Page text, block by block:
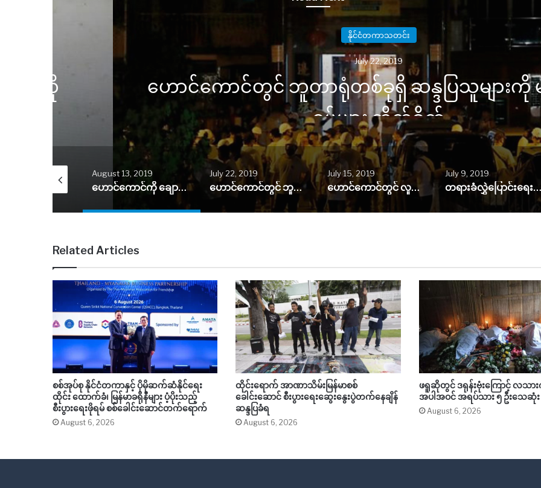
နိုင်ငံတကာသတင်း
July 22, 2019
ဟောင်ကောင်တွင် ဘူတာရုံတစ်ခုရှိ ဆန္ဒပြသူများကို မျက်
စွပ်များ တိုက်ခိုက်
ဟောင်ကောင် VPower ကုမ္ပဏီက လျှပ်စစ်မံကိန်းနှစ်ခုကို ရပ်ဆိုင်း
August 13, 2019
ဟောင်ကောင်ကို ချောက်ထဲ တွန်းမချရန် ဆန္ဒပြသူများကို အစိုးရခေါင်းဆောင် ကယ်ရီလမ် သတိပေး
July 22, 2019
ဟောင်ကောင်တွင် ဘူတာရုံတစ်ခုရှိ ဆန္ဒပြသူများကို မျက်နှာဖုံးစွပ်များ တိုက်ခိုက်
July 15, 2019
ဟောင်ကောင်တွင် လူထောင်ပေါင်းများစွာ ထပ်မံဆန္ဒပြ
July 9, 2019
တရားခံလွှဲပြောင်းရေးဥပဒေကြမ်း ဖျက်သိမ်းလိုက်ပြီဟု ဟောင်ကောင်အုပ်ချုပ်ရေးမှူး ကြေညာ
Related Articles
စစ်အုပ်စု နိုင်ငံတကာနှင့် ပိုမိုဆက်ဆံနိုင်ရေး
ထိုင်း ထောက်ခံ၊ မြန်မာခရိုနီများ ပံ့ပိုးသည့်
စီးပွားရေးဖိုရမ် စစ်ခေါင်းဆောင်တက်ရောက်
August 6, 2026
ထိုင်းရောက် အာဏာသိမ်းမြန်မာစစ်
ခေါင်းဆောင် စီးပွားရေးဆွေးနွေးပွဲတက်နေချိန်
ဆန္ဒပြခံရ
August 6, 2026
ဖရူဆိုတွင် ဒရုန်းဗုံးကြောင့် လသာ
အပါအဝင် အရပ်သား ၅ ဦးသေဆုံး
August 6, 2026